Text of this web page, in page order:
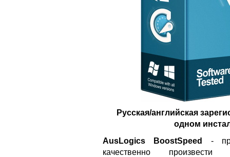
Русская/английская
одном
AusLogics BoostSpeed
-
качественно